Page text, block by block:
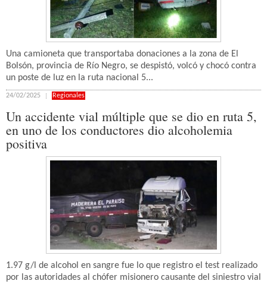
Una camioneta que transportaba donaciones a la zona de El
Bolsón, provincia de Río Negro, se despistó, volcó y chocó contra
un poste de luz en la ruta nacional 5...
24/02/2025 Regionales
Un accidente vial múltiple que se dio en ruta 5,
en uno de los conductores dio alcoholemia
positiva
1.97 g/l de alcohol en sangre fue lo que registro el test realizado
por las autoridades al chófer misionero causante del siniestro vial